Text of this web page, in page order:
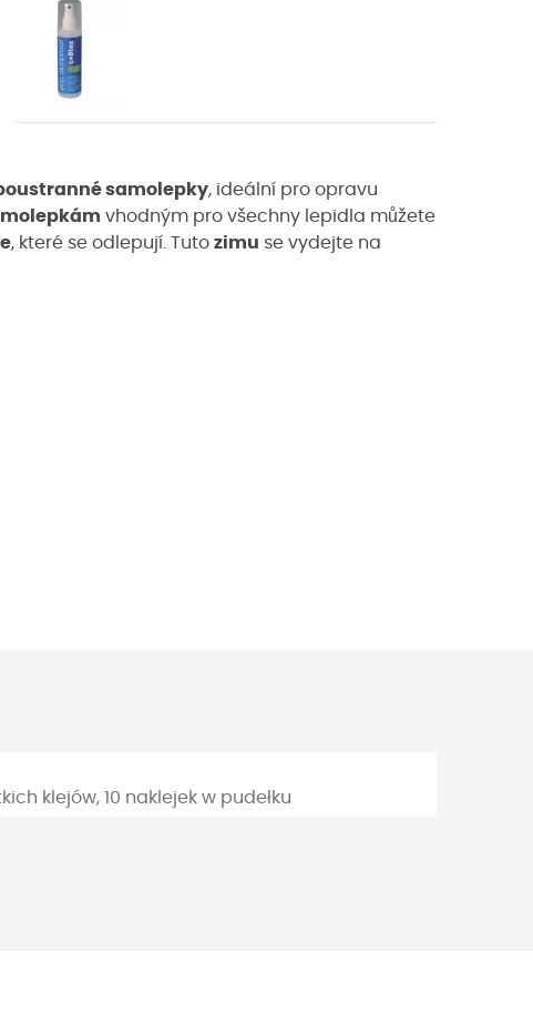
samolepky, ideální pro opravu
vhodným pro všechny lepidla můžete
, které se odlepují. Tuto zimu se vydejte na
klejów, 10 naklejek w pudełku